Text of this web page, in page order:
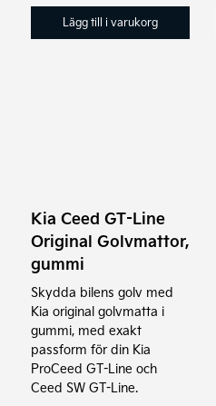
Lägg till i varukorg
Kia Ceed GT-Line
Original Golvmattor,
gummi
Skydda bilens golv med
Kia original golvmatta i
gummi, med exakt
passform för din Kia
ProCeed GT-Line och
Ceed SW GT-Line.